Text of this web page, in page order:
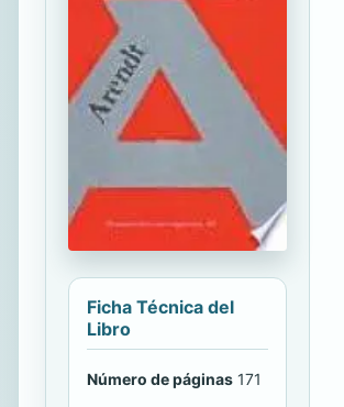
Ficha Técnica del
Libro
Número de páginas 171